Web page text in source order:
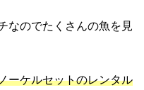
なのでたくさんの魚を見
ーケルセットのレンタル